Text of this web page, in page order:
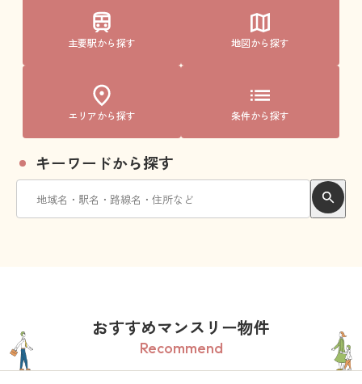
主要駅から探す 地図から探す
エリアから探す 条件から探す
キーワードから探す
おすすめマンスリー物件
Recommend